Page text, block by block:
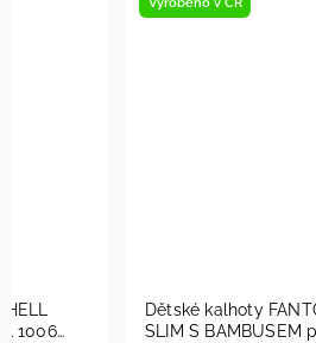
kalhoty FANTOM - SOFTSHELL
S BAMBUSEM tyrkysová KAL 1006